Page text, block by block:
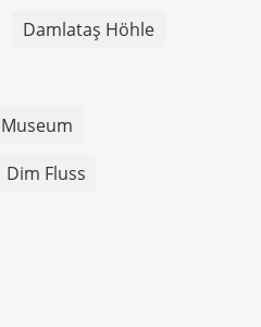
Damlataş Höhle
Dim Fluss